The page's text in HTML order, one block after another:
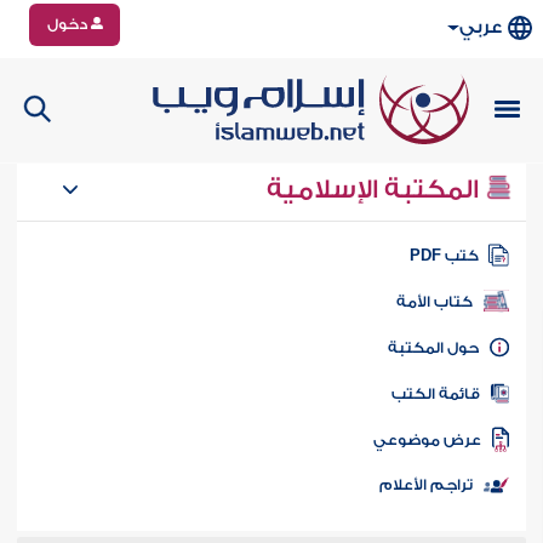
عربي دخول
المكتبة الإسلامية
كتب PDF
كتاب الأمة
المكتبة
الكتب
موضوعي